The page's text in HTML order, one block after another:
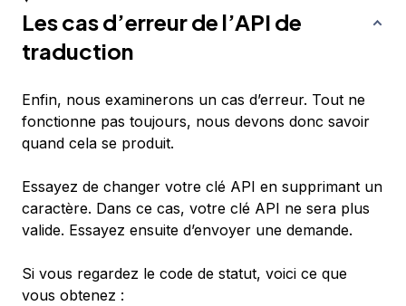
Les cas d’erreur de l’API de
traduction
Enfin, nous examinerons un cas d’erreur. Tout ne
fonctionne pas toujours, nous devons donc savoir
quand cela se produit.
Essayez de changer votre clé API en supprimant un
caractère. Dans ce cas, votre clé API ne sera plus
valide. Essayez ensuite d’envoyer une demande.
Si vous regardez le code de statut, voici ce que
vous obtenez :